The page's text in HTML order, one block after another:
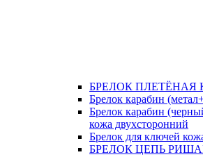
БРЕЛОК ПЛЕТЁНАЯ
Брелок карабин
Брелок карабин
кожа двухсторонний
Брелок для ключей
БРЕЛОК ЦЕПЬ